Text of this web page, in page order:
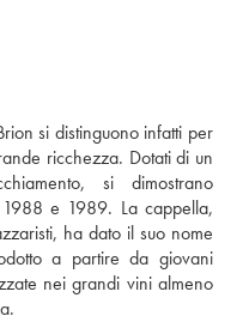
si distinguono infatti per
ricchezza. Dotati di un
si dimostrano
e 1989. La cappella,
ha dato il suo nome
a partire da giovani
nei grandi vini almeno